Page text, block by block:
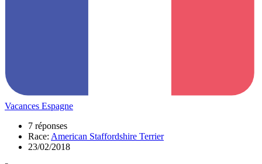
Vacances Espagne
7 réponses
Race: American Staffordshire Terrier
23/02/2018